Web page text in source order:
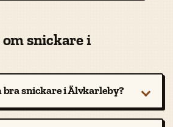
snickare i
snickare i Älvkarleby?